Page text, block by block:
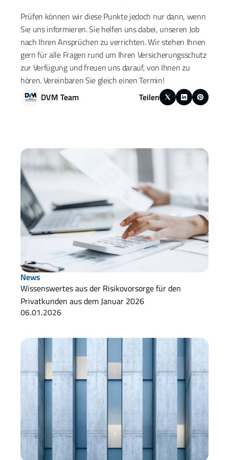
Prüfen können wir diese Punkte jedoch nur dann, wenn
Sie uns informieren. Sie helfen uns dabei, unseren Job
nach Ihren Ansprüchen zu verrichten. Wir stehen Ihnen
gern für alle Fragen rund um Ihren Versicherungsschutz
zur Verfügung und freuen uns darauf, von Ihnen zu
hören. Vereinbaren Sie gleich einen Termin!
DVM Team
Teilen
News
Wissenswertes aus der Risikovorsorge für den
Privatkunden aus dem Januar 2026
06.01.2026